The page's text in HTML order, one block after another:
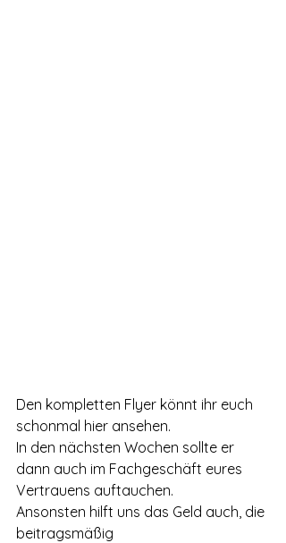
Den kompletten Flyer könnt ihr euch
schonmal hier ansehen.
In den nächsten Wochen sollte er
dann auch im Fachgeschäft eures
Vertrauens auftauchen.
Ansonsten hilft uns das Geld auch, die
beitragsmäßig